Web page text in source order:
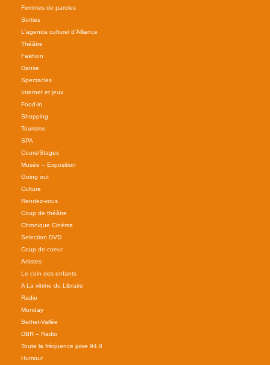
Femmes de paroles
Sorties
L'agenda culturel d'Alliance
Théâtre
Fashion
Danse
Spectacles
Internet et jeux
Food-in
Shopping
Tourisme
SPA
Cours/Stages
Musée – Exposition
Going out
Culture
Rendez-vous
Coup de théâtre
Chronique Cinéma
Selection DVD
Coup de coeur
Artistes
Le coin des enfants
A La vitrine du Libraire
Radio
Monday
Bethel-Vallée
DBR – Radio
Toute la fréquence juive 94.8
Humour